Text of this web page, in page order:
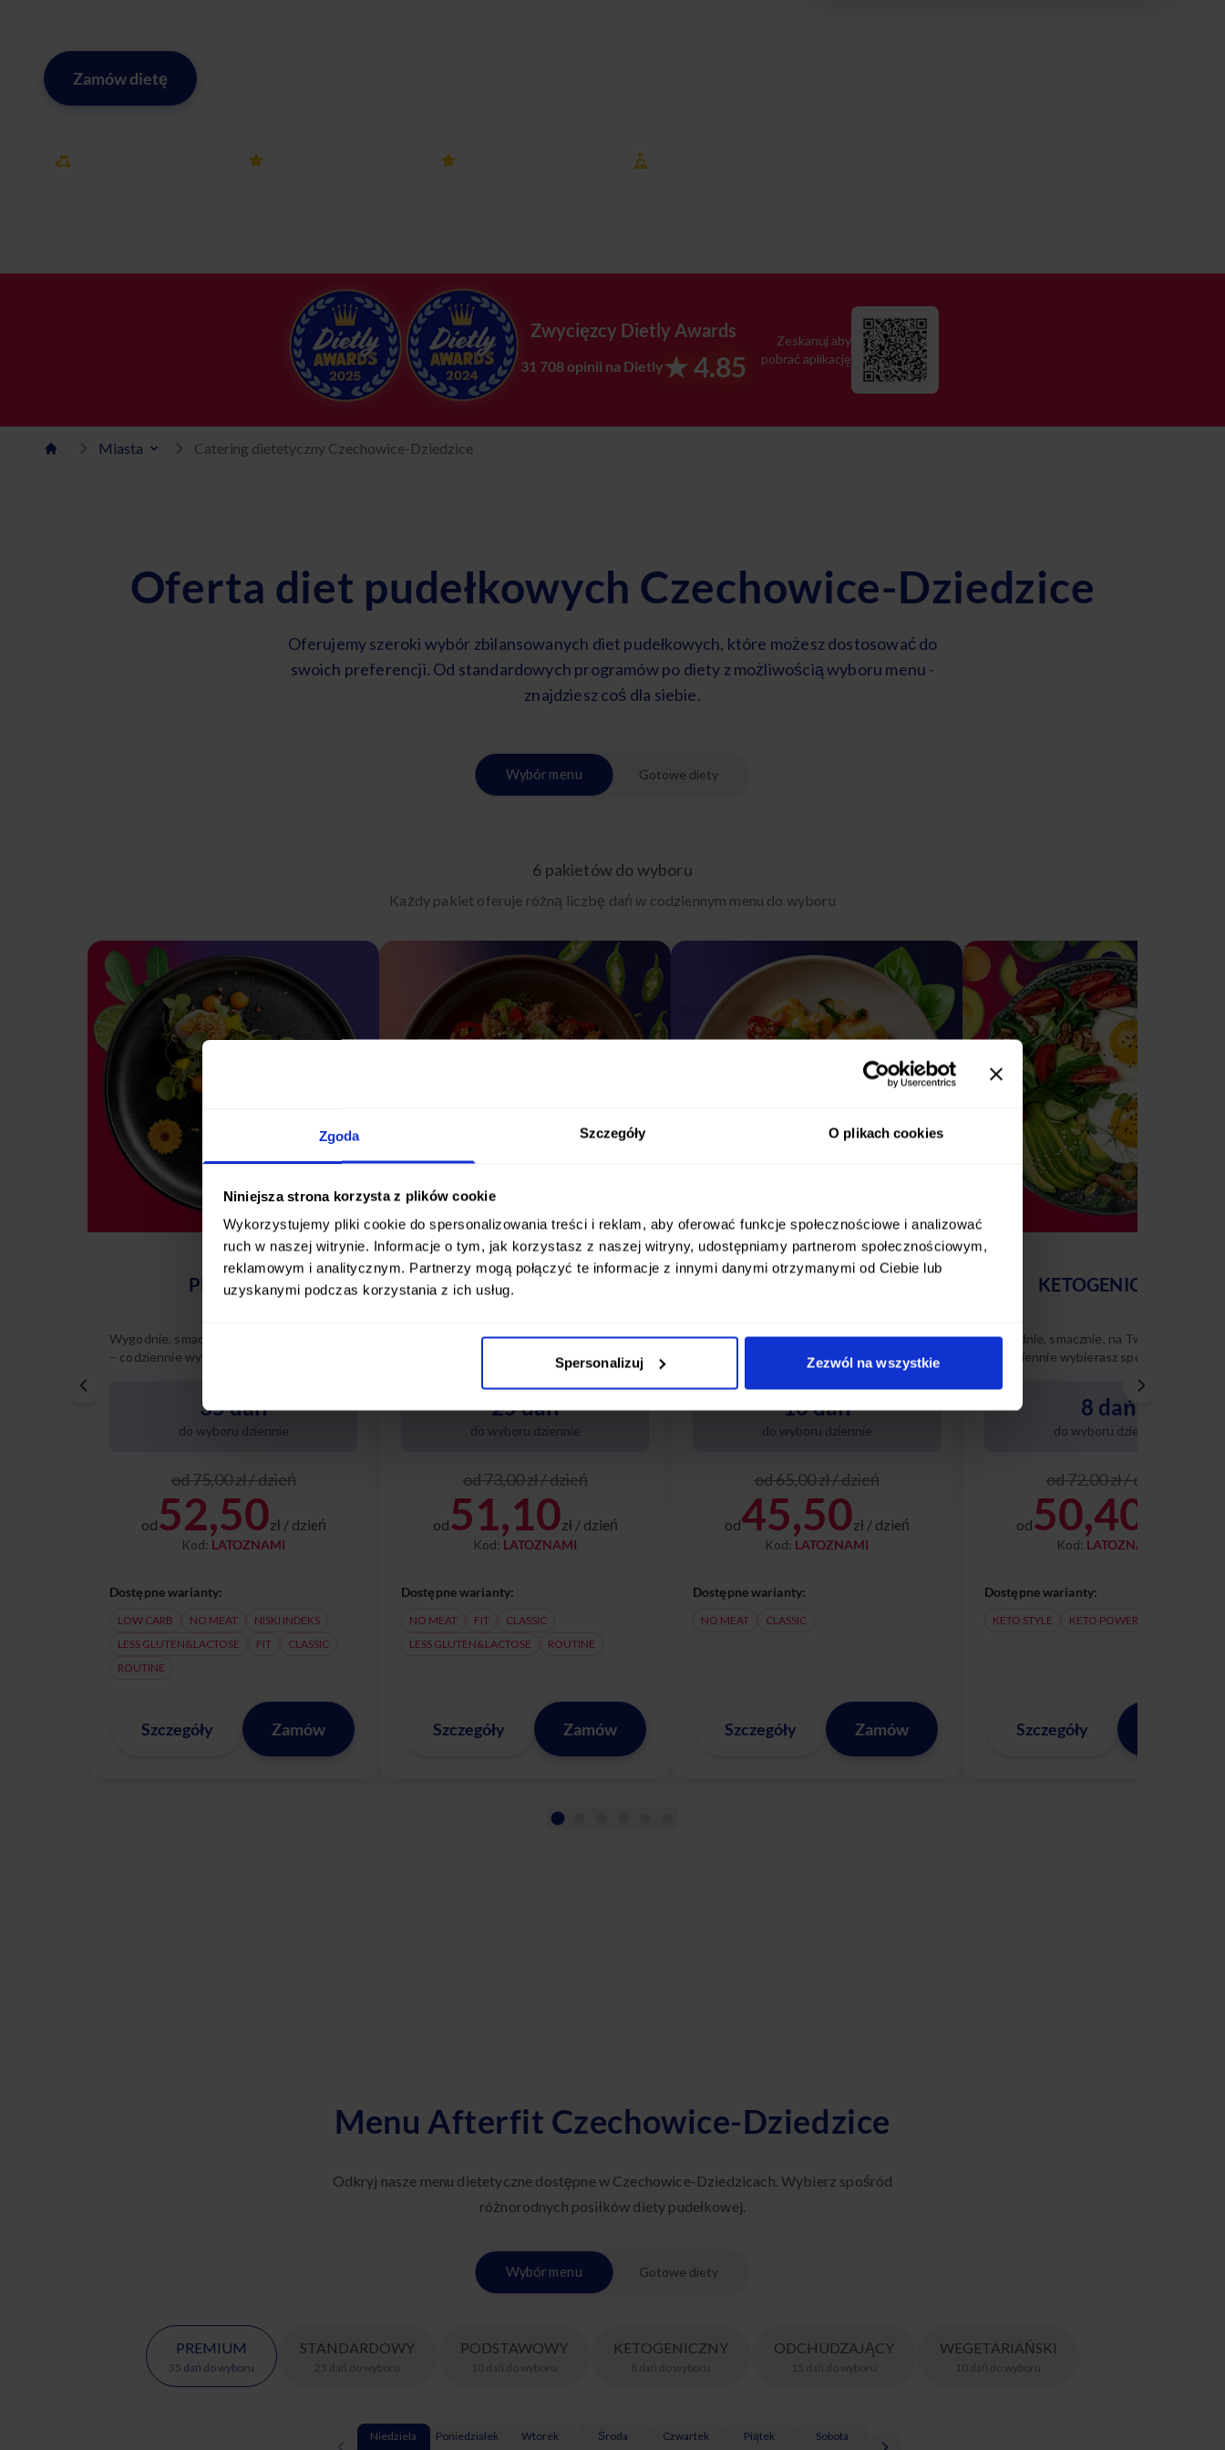
Zgoda Szczegóły O plikach cookies
Niniejsza strona korzysta z plików cookie
Wykorzystujemy pliki cookie do spersonalizowania treści i reklam, aby oferować funkcje społecznościowe i analizować
ruch w naszej witrynie. Informacje o tym, jak korzystasz z naszej witryny, udostępniamy partnerom społecznościowym,
reklamowym i analitycznym. Partnerzy mogą połączyć te informacje z innymi danymi otrzymanymi od Ciebie lub
uzyskanymi podczas korzystania z ich usług.
Spersonalizuj Zezwól na wszystkie
Zamów dietę
Zwycięzcy Dietly Awards
31 708 opinii na Dietly★ 4.85
Zeskanuj aby
pobrać aplikację
Miasta Catering dietetyczny Czechowice-Dziedzice
Oferta diet pudełkowych Czechowice-Dziedzice
Oferujemy szeroki wybór zbilansowanych diet pudełkowych, które możesz dostosować do
swoich preferencji. Od standardowych programów po diety z możliwością wyboru menu -
znajdziesz coś dla siebie.
Wybór menu Gotowe diety
6 pakietów do wyboru
Każdy pakiet oferuje różną liczbę dań w codziennym menu do wyboru
PREMIUM
Wygodnie, smacznie, na Twoich zasadach
– codziennie wybierasz spośród 35
35 dań
do wyboru dziennie
od 75,00 zł / dzień
od52,50zł / dzień
Kod: LATOZNAMI
Dostępne warianty:
LOW CARB NO MEAT
NISKI INDEKS
LESS GLUTEN&LACTOSE
FIT
CLASSIC
ROUTINE
Szczegóły Zamów
STANDARDOWY
Wygodnie, smacznie, na Twoich zasadach
– codziennie wybierasz spośród 25
różnych dań. Poznaj nasze diety w tym
25 dań
do wyboru dziennie
od 73,00 zł / dzień
od51,10zł / dzień
Kod: LATOZNAMI
Dostępne warianty:
NO MEAT FIT
CLASSIC
LESS GLUTEN&LACTOSE
ROUTINE
Szczegóły Zamów
Wygodnie, smacznie, na Twoich zasadach
– codziennie wybierasz spośród 10
różnych dań. Poznaj nasze diety w tym
pakiecie:
10 dań
do wyboru dziennie
od 65,00 zł / dzień
od45,50zł / dzień
Kod: LATOZNAMI
Dostępne warianty:
NO MEAT CLASSIC
Szczegóły Zamów
KETOGENICZNY
Wygodnie, smacznie, na Twoich zasadach
– codziennie wybierasz spośród 8
i ciesz się zbilansowanym,
niskowęglowodanowym menu
dopasowanym do Twoich potrzeb.
8 dań
do wyboru dziennie
od 72,00 zł / dzień
od50,40
Kod: LATOZNAMI
Dostępne warianty:
KETO STYLE KETO POWER
Szczegóły
Menu Afterfit Czechowice-Dziedzice
Odkryj nasze menu dietetyczne dostępne w Czechowice-Dziedzicach. Wybierz spośród
różnorodnych posiłków diety pudełkowej.
Wybór menu Gotowe diety
PREMIUM
35 dań do wyboru
STANDARDOWY
25 dań do wyboru
PODSTAWOWY
10 dań do wyboru
KETOGENICZNY
8 dań do wyboru
ODCHUDZAJĄCY
15 dań do wyboru
WEGETARIAŃSKI
10 dań do wyboru
Niedziela Poniedziałek Wtorek Środa Czwartek Piątek Sobota